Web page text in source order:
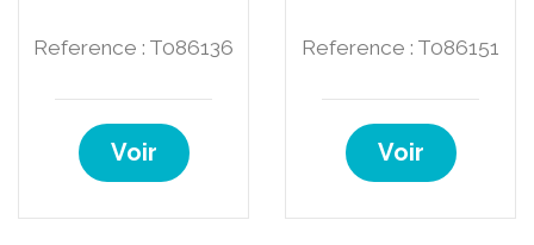
Reference : T086136
Voir
Reference : T086151
Voir